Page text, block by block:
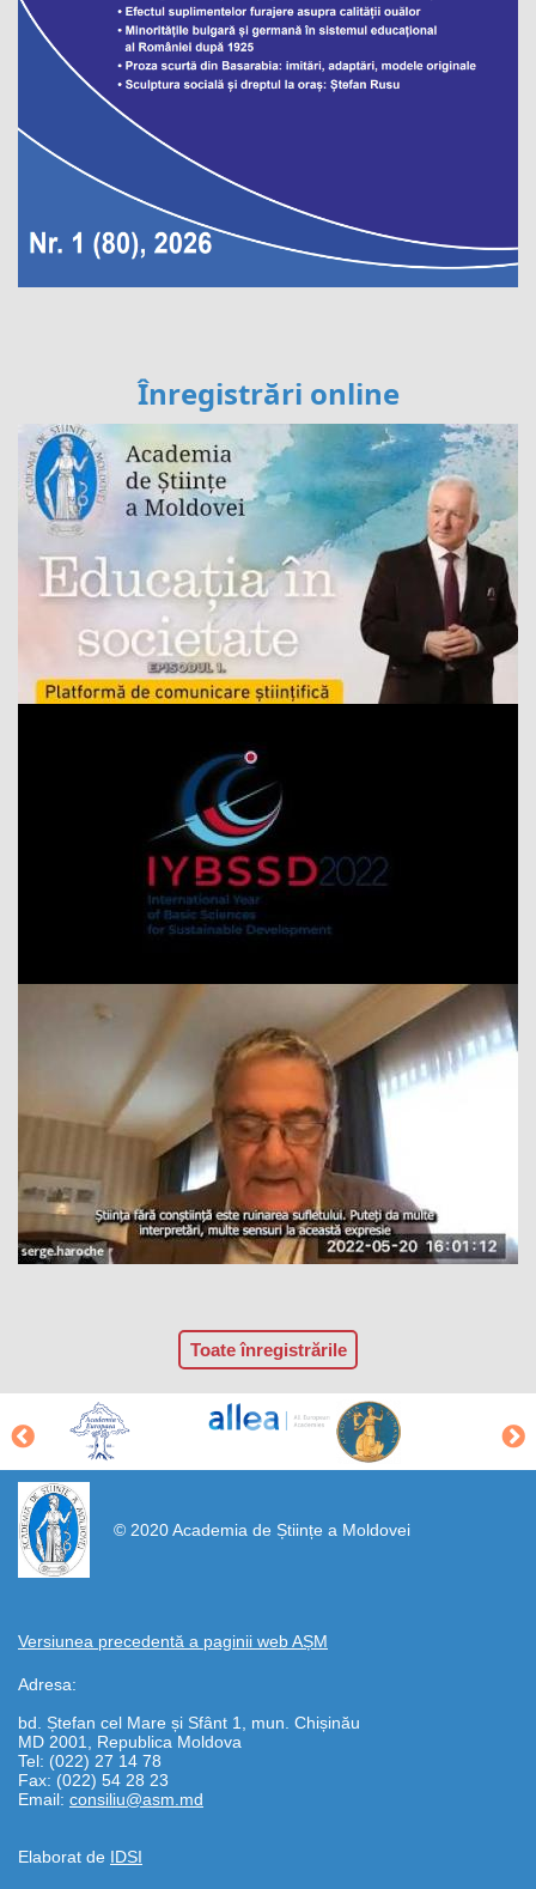
Înregistrări online
Toate înregistrările
© 2020 Academia de Științe a Moldovei
Versiunea precedentă a paginii web AȘM
Adresa:
bd. Ștefan cel Mare și Sfânt 1, mun. Chișinău
MD 2001, Republica Moldova
Tel: (022) 27 14 78
Fax: (022) 54 28 23
Email: consiliu@asm.md
Elaborat de IDSI
https://propletenie.ru/